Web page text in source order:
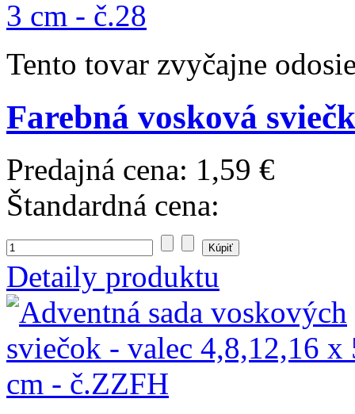
Tento tovar zvyčajne
Farebná vosková
Predajná cena: 1,59 €
Štandardná cena:
Detaily produktu